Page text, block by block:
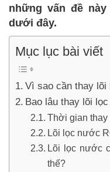
những vấn đề
dưới đây.
Mục lục bài viết
Vì sao cần thay
Bao lâu thay lõi
Thời gian thay
Lõi lọc nước
Lõi lọc nước
thế?